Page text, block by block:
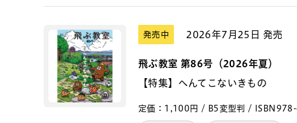
発売中 2026年7月25日 発売
飛ぶ教室 第86号（2026年夏）
【特集】へんてこないきもの
定価：1,100円 / B5変型判 /